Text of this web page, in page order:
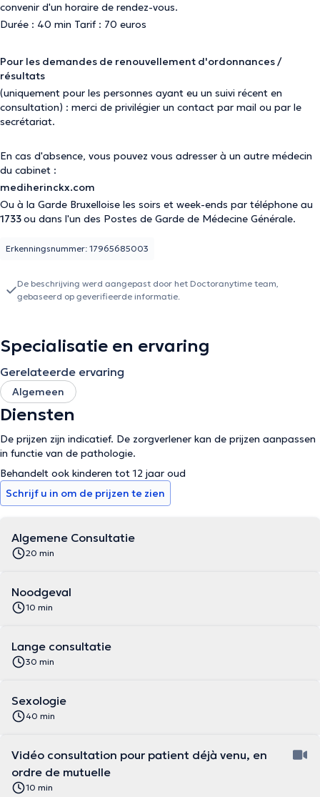
convenir d'un horaire de rendez-vous.
Durée : 40 min Tarif : 70 euros
Pour les demandes de renouvellement d'ordonnances /
résultats
(uniquement pour les personnes ayant eu un suivi récent en
consultation) : merci de privilégier un contact par mail ou par le
secrétariat.
En cas d'absence, vous pouvez vous adresser à un autre médecin
du cabinet :
mediherinckx.com
Ou à la Garde Bruxelloise les soirs et week-ends par téléphone au
1733ou dans l'un des Postes de Garde de Médecine Générale.
Erkenningsnummer: 17965685003
De beschrijving werd aangepast door het Doctoranytime team,
gebaseerd op geverifieerde informatie.
Specialisatie en ervaring
Gerelateerde ervaring
Algemeen
Diensten
De prijzen zijn indicatief. De zorgverlener kan de prijzen aanpassen
in functie van de pathologie.
Behandelt ook kinderen tot 12 jaar oud
Schrijf u in om de prijzen te zien
Algemene Consultatie
20 min
Noodgeval
10 min
Lange consultatie
30 min
Sexologie
40 min
Vidéo consultation pour patient déjà venu, en
ordre de mutuelle
10 min